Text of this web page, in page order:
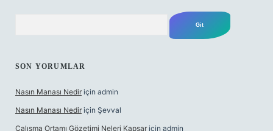
SON YORUMLAR
Nasın Manası Nedir için admin
Nasın Manası Nedir için Şevval
Çalışma Ortamı Gözetimi Neleri Kapsar için admin